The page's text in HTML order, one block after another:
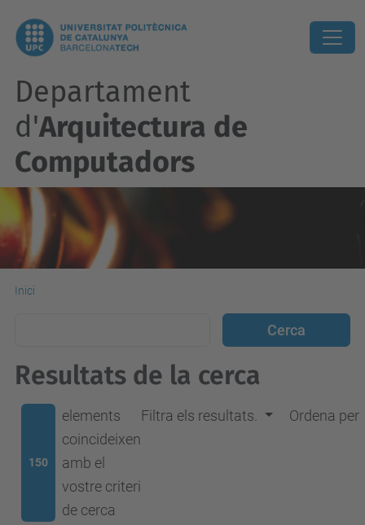
Departament
d'Arquitectura de
Computadors
Inici
Resultats de la cerca
150
elements
coincideixen
amb el
vostre criteri
de cerca
Filtra els resultats. Ordena per